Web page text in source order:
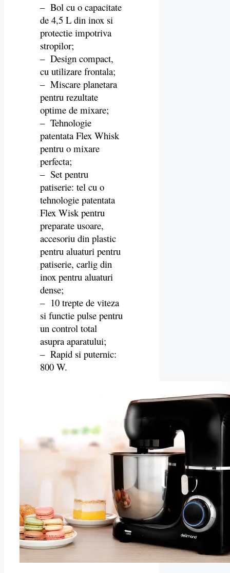
– Bol cu o capacitate
de 4,5 L din inox si
protectie impotriva
stropilor;
– Design compact,
cu utilizare frontala;
– Miscare planetara
pentru rezultate
optime de mixare;
– Tehnologie
patentata Flex Whisk
pentru o mixare
perfecta;
– Set pentru
patiserie: tel cu o
tehnologie patentata
Flex Wisk pentru
preparate usoare,
accesoriu din plastic
pentru aluaturi pentru
patiserie, carlig din
inox pentru aluaturi
dense;
– 10 trepte de viteza
si functie pulse pentru
un control total
asupra aparatului;
– Rapid si puternic:
800 W.